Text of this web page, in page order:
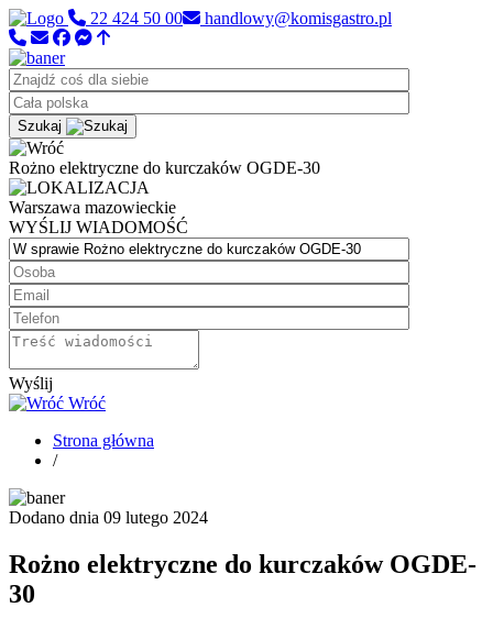
22 424 50 00 handlowy@komisgastro.pl
Szukaj
Rożno elektryczne do kurczaków OGDE-30
Warszawa mazowieckie
WYŚLIJ WIADOMOŚĆ
Wyślij
Wróć
Strona główna
/
Dodano dnia 09 lutego 2024
Rożno elektryczne do kurczaków OGDE-
30